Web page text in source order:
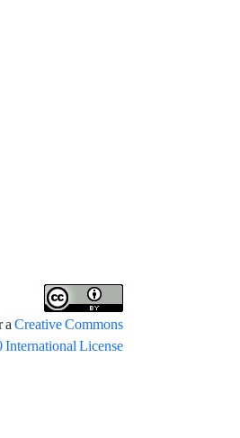
aCreative Commons
License